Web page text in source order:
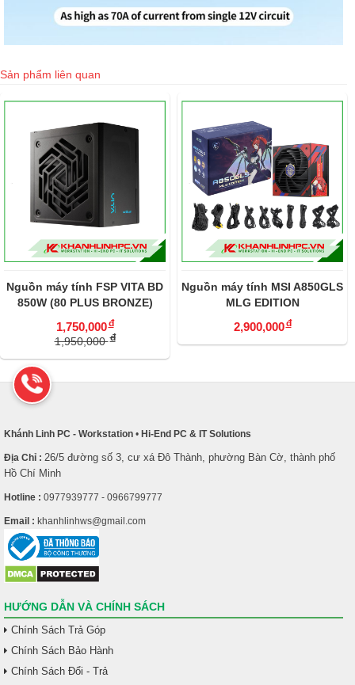
Sản phẩm liên quan
Nguồn máy tính FSP VITA BD
850W (80 PLUS BRONZE)
1,750,000đ
1,950,000đ
Nguồn máy tính MSI A850GLS
MLG EDITION
2,900,000đ
Khánh Linh PC - Workstation • Hi-End PC & IT Solutions
Địa Chỉ : 26/5 đường số 3, cư xá Đô Thành, phường Bàn Cờ, thành phố
Hồ Chí Minh
Hotline : 0977939777 - 0966799777
Email : khanhlinhws@gmail.com
HƯỚNG DẪN VÀ CHÍNH SÁCH
Chính Sách Trả Góp
Chính Sách Bảo Hành
Chính Sách Đổi - Trả